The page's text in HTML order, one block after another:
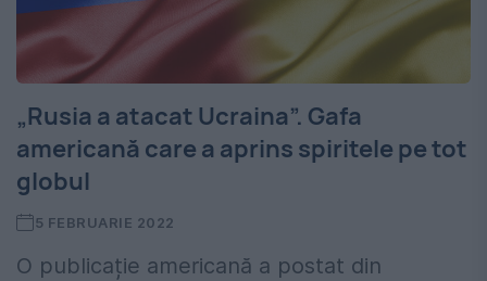
„Rusia a atacat Ucraina”. Gafa
americană care a aprins spiritele pe tot
globul
5 FEBRUARIE 2022
O publicație americană a postat din